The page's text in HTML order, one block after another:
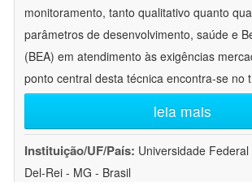
monitoramento, tanto qualitativo quanto
parâmetros de desenvolvimento, saúde e
(BEA) em atendimento às exigências
ponto central desta técnica encontra-se no
leia mais
Instituição/UF/País: Universidade
Del-Rei - MG - Brasil